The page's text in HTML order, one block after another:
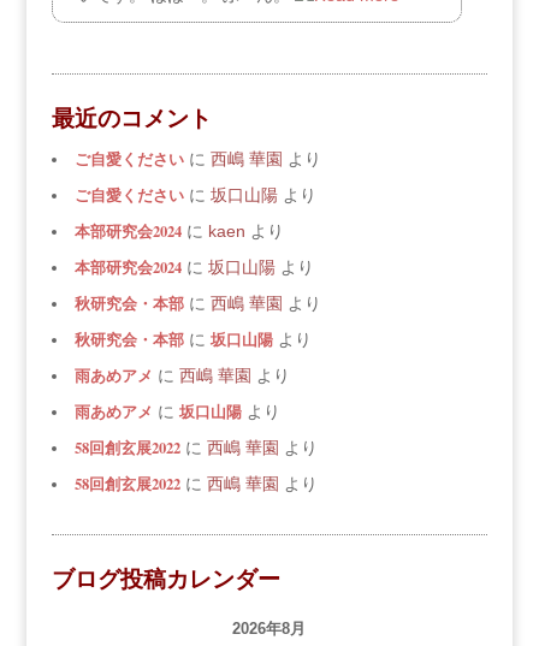
最近のコメント
ご自愛くださいに 西嶋 華園 より
ご自愛くださいに 坂口山陽より
本部研究会2024に kaen より
本部研究会2024に 坂口山陽より
秋研究会・本部に 西嶋 華園 より
秋研究会・本部に 坂口山陽より
雨あめアメ に 西嶋 華園 より
雨あめアメ に 坂口山陽より
58回創玄展2022に 西嶋 華園 より
58回創玄展2022に 西嶋 華園 より
ブログ投稿カレンダー
2026年8月